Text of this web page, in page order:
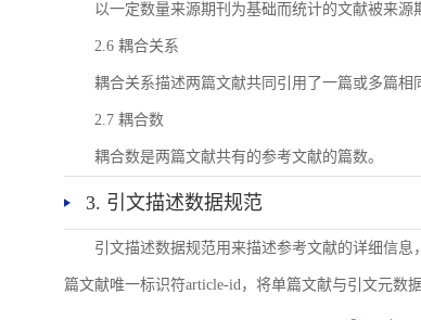
以一定数量来源期刊为基础而统计的文献被来源
2.6 耦合关系
耦合关系描述两篇文献共同引用了一篇或多篇相
2.7 耦合数
耦合数是两篇文献共有的参考文献的篇数。
3. 引文描述数据规范
引文描述数据规范用来描述参考文献的详细信
篇文献唯一标识符article-id，将单篇文献与引文元数